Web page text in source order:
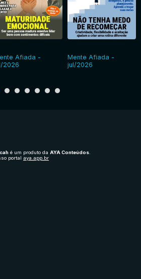
Afiada -
2026
Mente Afiada -
jul/2026
é um produto da AYA Conteúdos
portal aya.app.br